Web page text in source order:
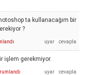
ta kullanacağım bir
?
işlem gerekmiyor.